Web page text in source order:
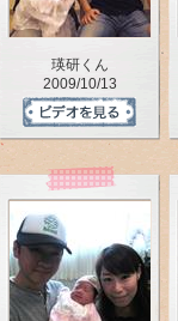
瑛研くん
2009/10/13